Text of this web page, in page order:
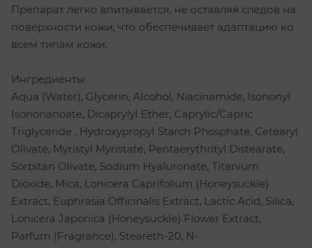
Препарат легко впитывается, не оставляя следов на
поверхности кожи, что обеспечивает адаптацию ко
всем типам кожи.
Ингредиенты
Aqua (Water), Glycerin, Alcohol, Niacinamide, Isononyl
Isononanoate, Dicaprylyl Ether, Caprylic/Capric
Triglyceride , Hydroxypropyl Starch Phosphate, Cetearyl
Olivate, Myristyl Myristate, Pentaerythrityl Distearate,
Sorbitan Olivate, Sodium Hyaluronate, Titanium
Dioxide, Mica, Lonicera Caprifolium (Honeysuckle)
Extract, Euphrasia Officinalis Extract, Lactic Acid, Silica,
Lonicera Japonica (Honeysuckle) Flower Extract,
Parfum (Fragrance), Steareth-20, N-